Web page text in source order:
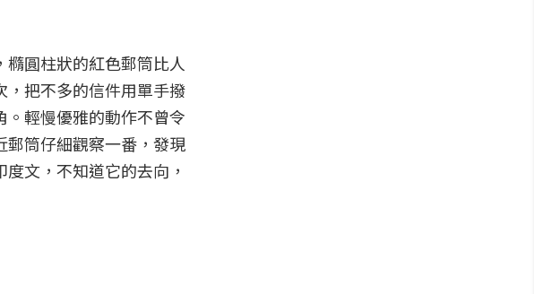
圓柱狀的紅色郵筒比人
，把不多的信件用單手撥
輕慢優雅的動作不曾令
郵筒仔細觀察一番，發現
文，不知道它的去向，